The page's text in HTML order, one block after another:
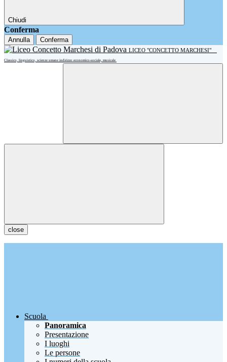
Chiudi
Conferma
Annulla Conferma
LICEO "CONCETTO MARCHESI"
Classico, linguistico, scienze umane indirizzo economico-sociale, musicale
close
Scuola
Panoramica
Presentazione
I luoghi
Le persone